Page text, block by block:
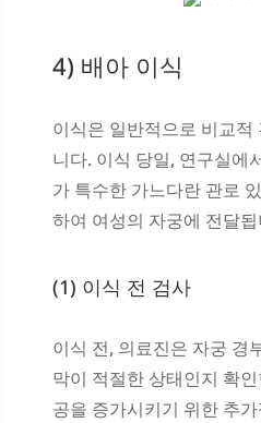
4) 배아 이식
이식은 일반적으로 비교적
니다. 이식 당일, 연구실에
가 특수한 가느다란 관로
하여 여성의 자궁에 전달
(1) 이식 전 검사
이식 전, 의료진은 자궁 경
막이 적절한 상태인지 확
공을 증가시키기 위한 추